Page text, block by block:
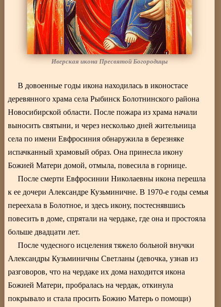
Иверская икона Пресвятой Богородицы
В довоенные годы икона находилась в иконостасе
деревянного храма села Рыбинск Болотнинского района
Новосибирской области. После пожара из храма начали
выносить святыни, и через несколько дней жительница
села по имени Евфросиния обнаружила в березняке
испачканный храмовый образ. Она принесла икону
Божией Матери домой, отмыла, повесила в горнице.
После смерти Евфросинии Николаевны икона перешла
к ее дочери Александре Кузьминичне. В 1970-е годы семья
переехала в Болотное, и здесь икону, постеснявшись
повесить в доме, спрятали на чердаке, где она и простояла
больше двадцати лет.
После чудесного исцеления тяжело больной внучки
Александры Кузьминичны Светланы (девочка, узнав из
разговоров, что на чердаке их дома находится икона
Божией Матери, пробралась на чердак, откинула
покрывало и стала просить Божию Матерь о помощи)